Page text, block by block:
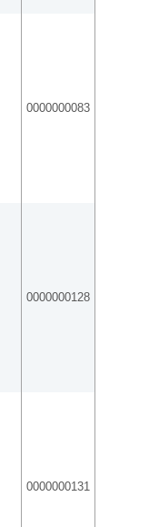
0000000083
0000000128
0000000131